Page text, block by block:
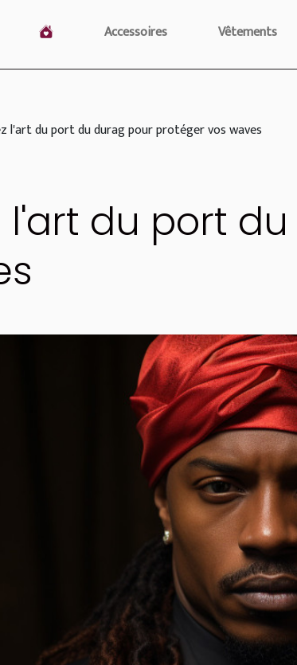
Accessoires Vêtements
l'art du port du durag pour protéger vos waves
l'art du port